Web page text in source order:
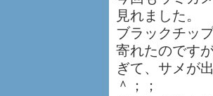
見れました。
ブラックチッ
寄れたのです
ぎて、サメが
＾；；